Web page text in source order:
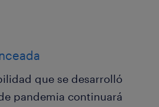
que se desarrolló
pandemia continuará